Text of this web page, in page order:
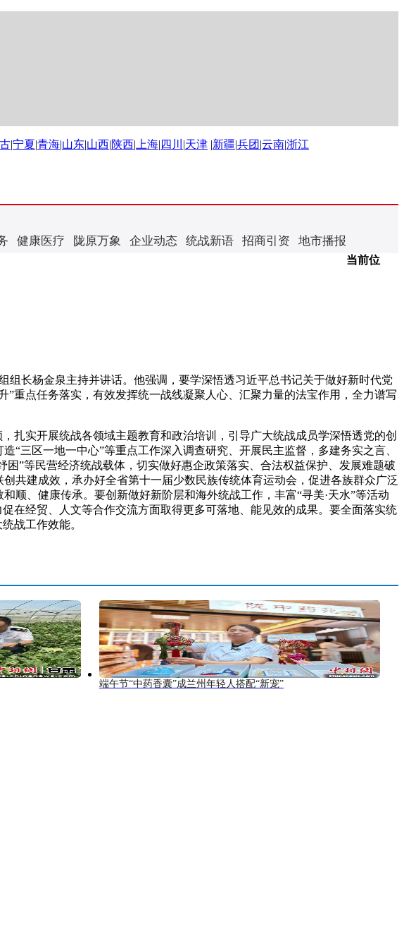
|宁夏|青海|山东|山西|陕西| 上海| 四川 |天津 |新疆|兵团 |云南|浙江
健康医疗 陇原万象 企业动态 统战新语 招商引资 地市播报
当前位
长杨金泉主持并讲话。他强调，要学深悟透习近平总书记关于做好新时代党
重点任务落实，有效发挥统一战线凝聚人心、汇聚力量的法宝作用，全力谱写
实开展统战各领域主题教育和政治培训，引导广大统战成员学深悟透党的创
三区一地一中心”等重点工作深入调查研究、开展民主监督，多建务实之言、
”等民营经济统战载体，切实做好惠企政策落实、合法权益保护、发展难题破
共建成效，承办好全省第十一届少数民族传统体育运动会，促进各族群众广泛
顺、健康传承。要创新做好新阶层和海外统战工作，丰富“寻美·天水”等活动
在经贸、人文等合作交流方面取得更多可落地、能见效的成果。要全面落实统
战工作效能。
端午节“中药香囊”成兰州年轻人搭配“新宠”